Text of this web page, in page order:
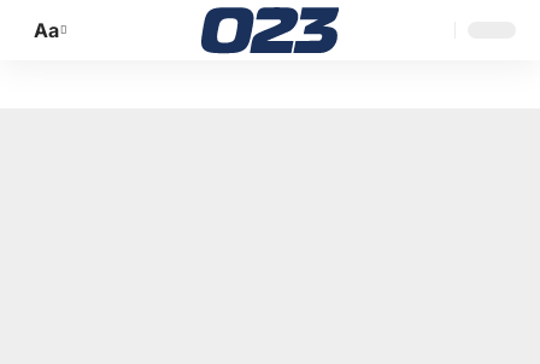
Promijeni
Aa